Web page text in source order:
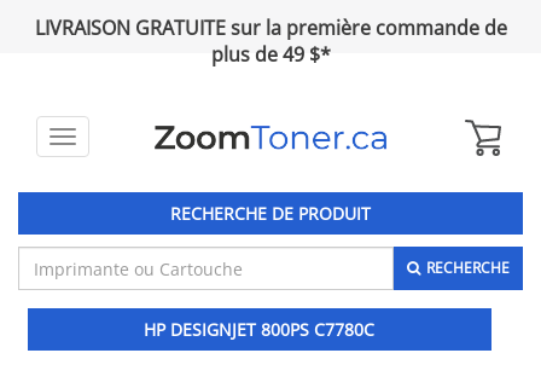
LIVRAISON GRATUITE sur la première commande de
plus de 49 $*
Toggle
RECHERCHE DE PRODUIT
RECHERCHE
HP DESIGNJET 800PS C7780C